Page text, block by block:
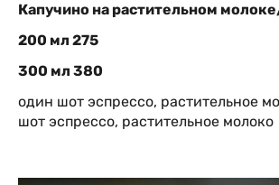
Капучино на растительном
200 мл 275
300 мл 380
один шот эспрессо, растительное
шот эспрессо, растительное молоко